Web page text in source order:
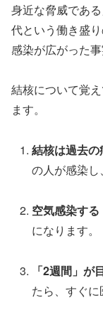
身近な脅威であ
代という働き盛
感染が広がった
結核について覚
ます。
結核は過去の
の人が感染し
空気感染する
になります。
「2週間」が
たら、すぐに